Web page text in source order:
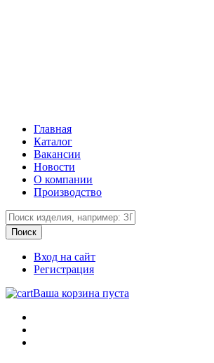
Главная
Каталог
Вакансии
Новости
О компании
Производство
Вход на сайт
Регистрация
Ваша корзина пуста